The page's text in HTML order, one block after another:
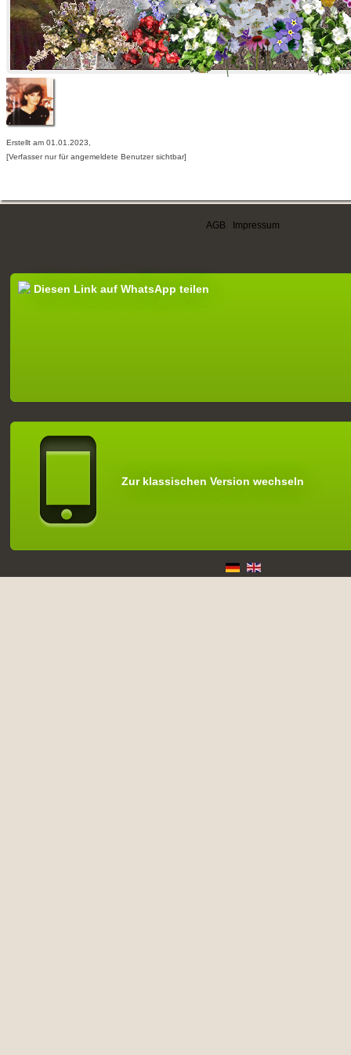
Erstellt am 01.01.2023,
[Verfasser nur für angemeldete Benutzer sichtbar]
AGB Impressum
Diesen Link auf WhatsApp teilen
Zur klassischen Version wechseln